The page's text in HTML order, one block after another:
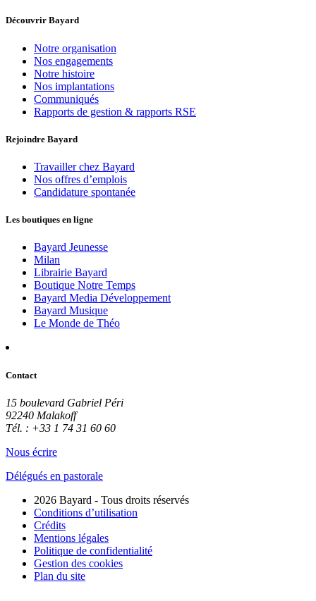
Découvrir Bayard
Notre organisation
Nos engagements
Notre histoire
Nos implantations
Communiqués
Rapports de gestion & rapports RSE
Rejoindre Bayard
Travailler chez Bayard
Nos offres d’emplois
Candidature spontanée
Les boutiques en ligne
Bayard Jeunesse
Milan
Librairie Bayard
Boutique Notre Temps
Bayard Media Développement
Bayard Musique
Le Monde de Théo
Contact
15 boulevard Gabriel Péri
92240 Malakoff
Tél. : +33 1 74 31 60 60
Nous écrire
Délégués en pastorale
2026 Bayard - Tous droits réservés
Conditions d’utilisation
Crédits
Mentions légales
Politique de confidentialité
Gestion des cookies
Plan du site